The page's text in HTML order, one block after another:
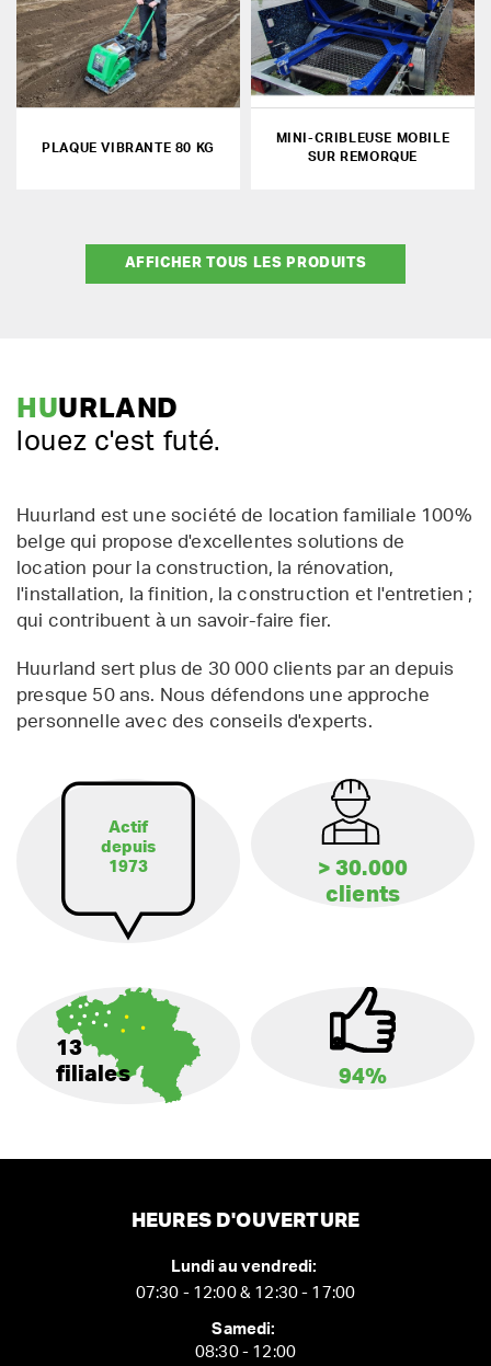
PLAQUE VIBRANTE 80 KG
MINI-CRIBLEUSE MOBILE
SUR REMORQUE
AFFICHER TOUS LES PRODUITS
HUURLAND
louez c'est futé.
Huurland est une société de location familiale 100%
belge qui propose d'excellentes solutions de
location pour la construction, la rénovation,
l'installation, la finition, la construction et l'entretien ;
qui contribuent à un savoir-faire fier.
Huurland sert plus de 30 000 clients par an depuis
presque 50 ans. Nous défendons une approche
personnelle avec des conseils d'experts.
Actif
depuis
1973
> 30.000
clients
13
filiales
94%
HEURES D'OUVERTURE
Lundi au vendredi:
07:30 - 12:00 & 12:30 - 17:00
Samedi:
08:30 - 12:00